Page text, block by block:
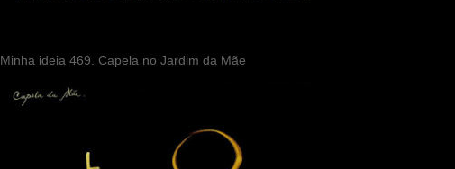
Minha ideia 469. Capela no Jardim da Mãe